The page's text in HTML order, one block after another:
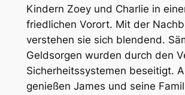
Kindern Zoey und Charlie in
friedlichen Vorort. Mit der
verstehen sie sich blendend.
Geldsorgen wurden durch den
Sicherheitssystemen beseitigt.
genießen James und seine